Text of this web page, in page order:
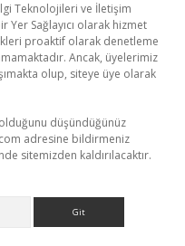
Teknolojileri ve İletişim
Yer Sağlayıcı olarak hizmet
proaktif olarak denetleme
Ancak, üyelerimiz
olup, siteye üye olarak
düşündüğünüz
adresine bildirmeniz
sitemizden kaldırılacaktır.